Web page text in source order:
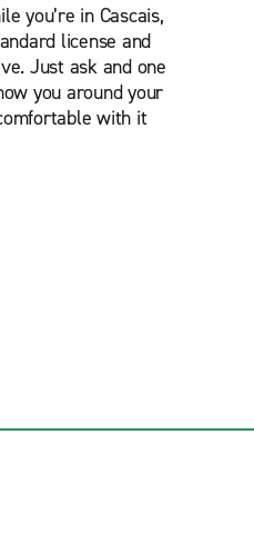
you’re in Cascais,
license and
Just ask and one
you around your
with it